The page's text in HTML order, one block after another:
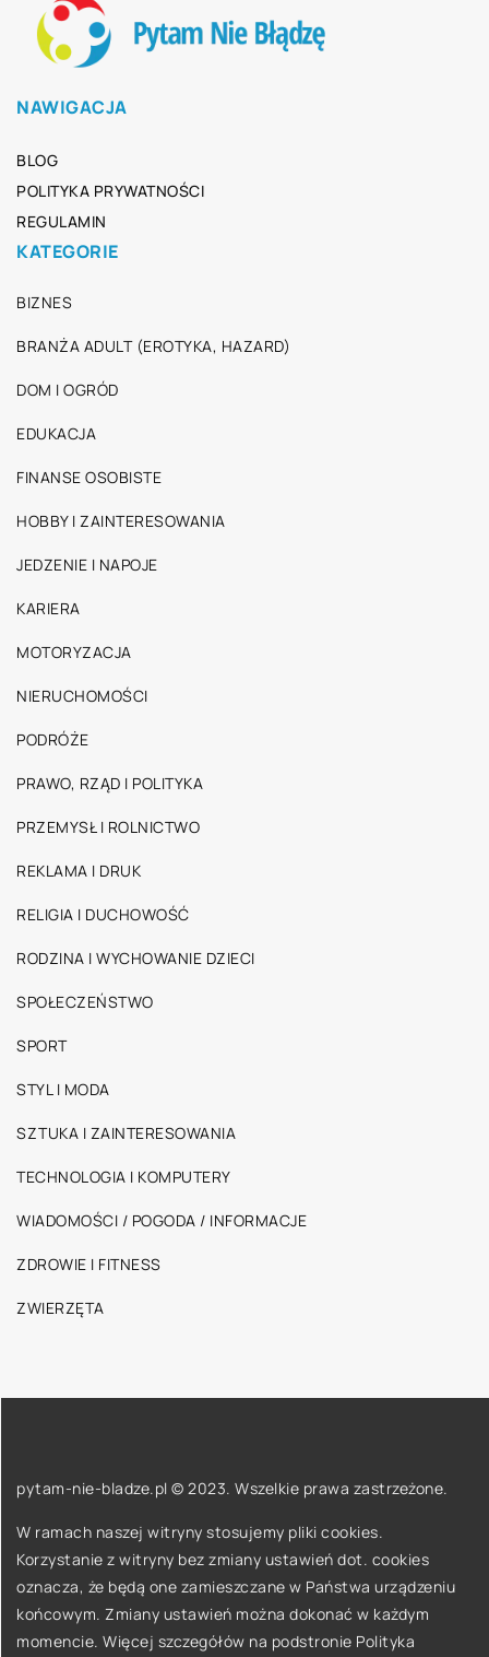
NAWIGACJA
BLOG
POLITYKA PRYWATNOŚCI
REGULAMIN
KATEGORIE
BIZNES
BRANŻA ADULT (EROTYKA, HAZARD)
DOM I OGRÓD
EDUKACJA
FINANSE OSOBISTE
HOBBY I ZAINTERESOWANIA
JEDZENIE I NAPOJE
KARIERA
MOTORYZACJA
NIERUCHOMOŚCI
PODRÓŻE
PRAWO, RZĄD I POLITYKA
PRZEMYSŁ I ROLNICTWO
REKLAMA I DRUK
RELIGIA I DUCHOWOŚĆ
RODZINA I WYCHOWANIE DZIECI
SPOŁECZEŃSTWO
SPORT
STYL I MODA
SZTUKA I ZAINTERESOWANIA
TECHNOLOGIA I KOMPUTERY
WIADOMOŚCI / POGODA / INFORMACJE
ZDROWIE I FITNESS
ZWIERZĘTA
pytam-nie-bladze.pl © 2023. Wszelkie prawa zastrzeżone.
W ramach naszej witryny stosujemy pliki cookies.
Korzystanie z witryny bez zmiany ustawień dot. cookies
oznacza, że będą one zamieszczane w Państwa urządzeniu
końcowym. Zmiany ustawień można dokonać w każdym
momencie. Więcej szczegółów na podstronie Polityka